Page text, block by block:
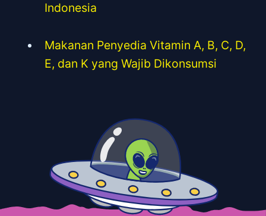
Indonesia
Makanan Penyedia Vitamin A, B, C, D,
E, dan K yang Wajib Dikonsumsi